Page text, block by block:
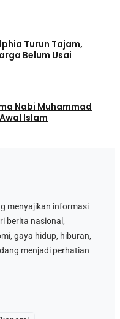
Turun Tajam,
Belum Usai
Nabi Muhammad
Islam
menyajikan informasi
berita nasional,
gaya hidup, hiburan,
menjadi perhatian